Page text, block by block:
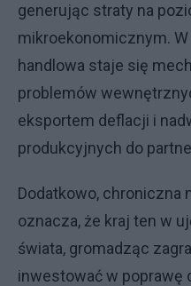
generując straty na
mikroekonomicznym.
handlowa staje się
problemów
eksportem deflacji i
produkcyjnych do
Dodatkowo, chroniczna
oznacza, że kraj ten w
świata, gromadząc
inwestować w poprawę